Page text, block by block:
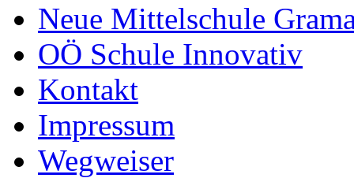
Neue Mittelschule
OÖ Schule Innovativ
Kontakt
Impressum
Wegweiser